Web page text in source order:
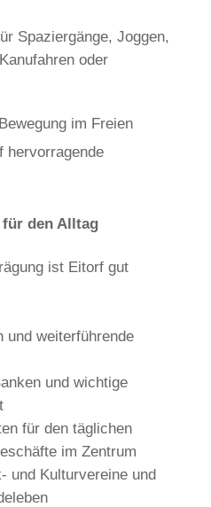
Spaziergänge, Joggen,
oder
im Freien
hervorragende
den Alltag
ist Eitorf gut
und weiterführende
und wichtige
für den täglichen
im Zentrum
und Kulturvereine und